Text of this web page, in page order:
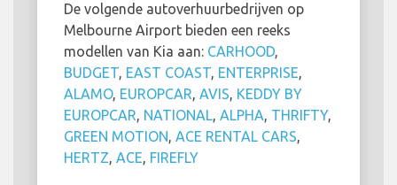
De volgende autoverhuurbedrijven op
Melbourne Airport bieden een reeks
modellen van Kia aan: CARHOOD,
BUDGET, EAST COAST, ENTERPRISE,
ALAMO, EUROPCAR, AVIS, KEDDY BY
EUROPCAR, NATIONAL, ALPHA, THRIFTY,
GREEN MOTION, ACE RENTAL CARS,
HERTZ, ACE, FIREFLY